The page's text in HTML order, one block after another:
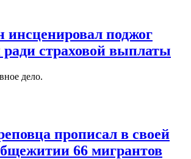
инсценировал поджог
ради страховой выплаты
дело.
прописал в своей
66 мигрантов